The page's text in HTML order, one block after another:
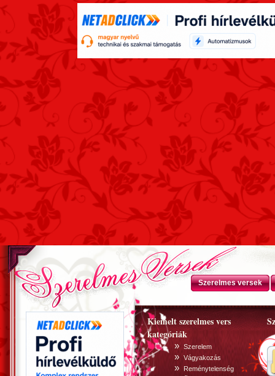
Szerelmes versek
Kiemelt szerelmes vers
kategóriák
» Szerelem
» Vágyakozás
» Reménytelenség